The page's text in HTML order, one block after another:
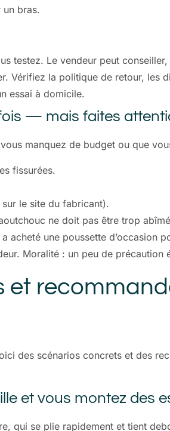
un bras.
testez. Le vendeur peut
Vérifiez la politique de retour, les
essai à domicile.
— mais faites
manquez de budget ou que
fissurées.
le site du fabricant).
ne doit pas être trop
acheté une poussette
Moralité : un peu de précaution
des scénarios concrets et des
et vous montez des
qui se plie rapidement et tient